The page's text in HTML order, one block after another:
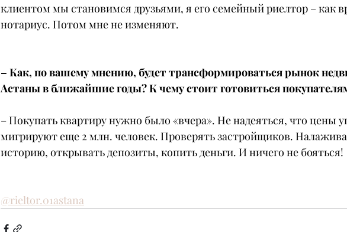
клиентом мы становимся друзьями, я его семейный риелтор – как
нотариус. Потом мне не изменяют.
– Как, по вашему мнению, будет трансформироваться рынок
Астаны в ближайшие годы? К чему стоит готовиться
– Покупать квартиру нужно было «вчера». Не надеяться, что цены
мигрируют еще 2 млн. человек. Проверять застройщиков.
историю, открывать депозиты, копить деньги. И ничего не бояться!
@rieltor.01astana